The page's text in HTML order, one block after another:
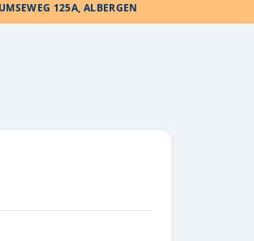
125A, ALBERGEN